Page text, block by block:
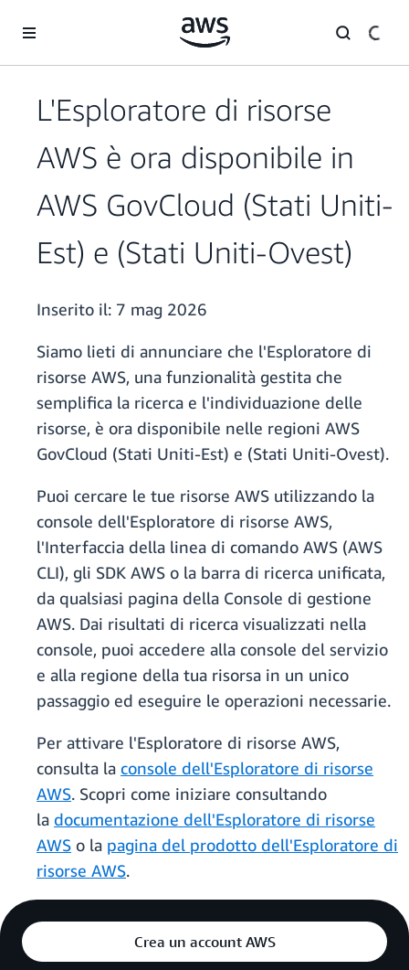
L'Esploratore di risorse
AWS è ora disponibile in
AWS GovCloud (Stati Uniti-
Est) e (Stati Uniti-Ovest)
Inserito il: 7 mag 2026
Siamo lieti di annunciare che l'Esploratore di
risorse AWS, una funzionalità gestita che
semplifica la ricerca e l'individuazione delle
risorse, è ora disponibile nelle regioni AWS
GovCloud (Stati Uniti-Est) e (Stati Uniti-Ovest).
Puoi cercare le tue risorse AWS utilizzando la
console dell'Esploratore di risorse AWS,
l'Interfaccia della linea di comando AWS (AWS
CLI), gli SDK AWS o la barra di ricerca unificata,
da qualsiasi pagina della Console di gestione
AWS. Dai risultati di ricerca visualizzati nella
console, puoi accedere alla console del servizio
e alla regione della tua risorsa in un unico
passaggio ed eseguire le operazioni necessarie.
Per attivare l'Esploratore di risorse AWS,
consulta la console dell'Esploratore di risorse
AWS. Scopri come iniziare consultando
la documentazione dell'Esploratore di risorse
AWS o la pagina del prodotto dell'Esploratore di
risorse AWS.
Crea un account AWS